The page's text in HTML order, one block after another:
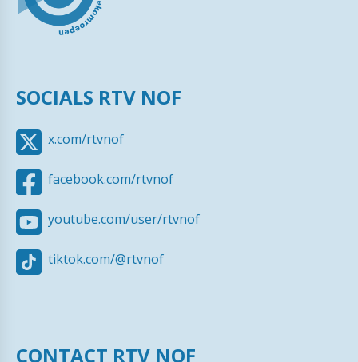
SOCIALS RTV NOF
x.com/rtvnof
facebook.com/rtvnof
youtube.com/user/rtvnof
tiktok.com/@rtvnof
CONTACT RTV NOF